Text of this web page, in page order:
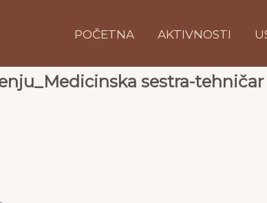
POČETNA AKTIVNOSTI
sestra-tehničar